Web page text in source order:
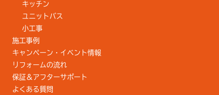
キッチン
ユニットバス
小工事
施工事例
キャンペーン・イベント情報
リフォームの流れ
保証＆アフターサポート
よくある質問